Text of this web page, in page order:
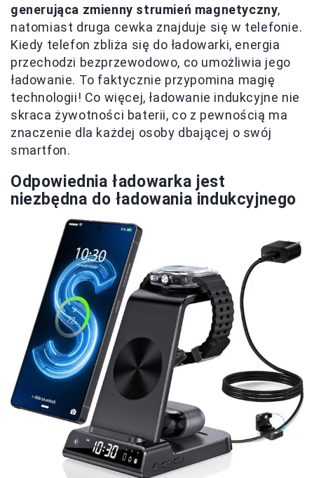
generująca zmienny strumień magnetyczny,
natomiast druga cewka znajduje się w telefonie.
Kiedy telefon zbliża się do ładowarki, energia
przechodzi bezprzewodowo, co umożliwia jego
ładowanie. To faktycznie przypomina magię
technologii! Co więcej, ładowanie indukcyjne nie
skraca żywotności baterii, co z pewnością ma
znaczenie dla każdej osoby dbającej o swój
smartfon.
Odpowiednia ładowarka jest
niezbędna do ładowania indukcyjnego